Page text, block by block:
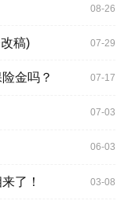
08-26
稿) 07-29
金吗？ 07-17
07-03
06-03
了！ 03-08